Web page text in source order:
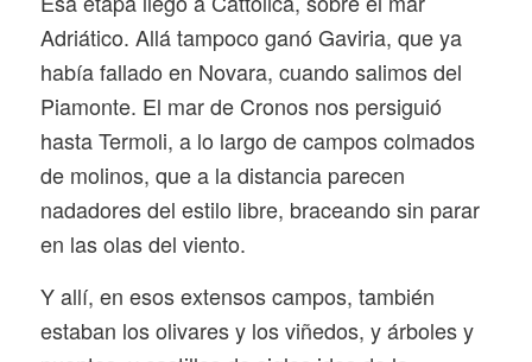
Adriático. Allá tampoco ganó Gaviria, que ya
había fallado en Novara, cuando salimos del
Piamonte. El mar de Cronos nos persiguió
hasta Termoli, a lo largo de campos colmados
de molinos, que a la distancia parecen
nadadores del estilo libre, braceando sin parar
en las olas del viento.
Y allí, en esos extensos campos, también
estaban los olivares y los viñedos, y árboles y